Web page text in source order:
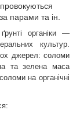
парами та ін.
органіки —
культур.
джерел: соломи
та зелена маса
на органічні